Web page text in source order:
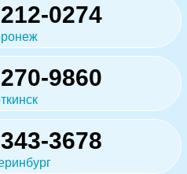
0274
9860
3678